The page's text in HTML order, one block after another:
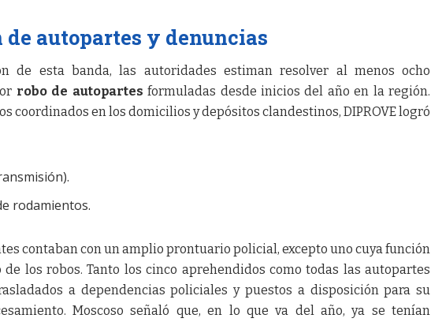
de autopartes y denuncias
de esta banda, las autoridades estiman resolver al menos ocho
robo de autopartes formuladas desde inicios del año en la región.
coordinados en los domicilios y depósitos clandestinos, DIPROVE logró
rodamientos.
contaban con un amplio prontuario policial, excepto uno cuya función
los robos. Tanto los cinco aprehendidos como todas las autopartes
a dependencias policiales y puestos a disposición para su
Moscoso señaló que, en lo que va del año, ya se tenían